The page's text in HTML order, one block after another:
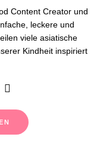
Content Creator und
leckere und
viele asiatische
Kindheit inspiriert